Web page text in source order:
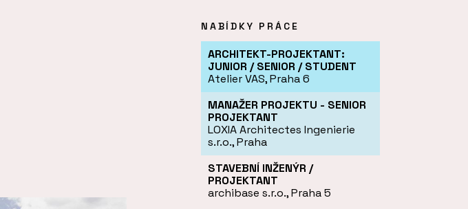
NABÍDKY PRÁCE
ARCHITEKT-PROJEKTANT:
JUNIOR / SENIOR / STUDENT
Atelier VAS, Praha 6
MANAŽER PROJEKTU - SENIOR
PROJEKTANT
LOXIA Architectes Ingenierie
s.r.o., Praha
STAVEBNÍ INŽENÝR /
PROJEKTANT
archibase s.r.o., Praha 5